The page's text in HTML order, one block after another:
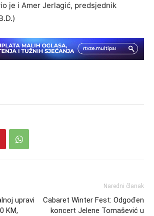
je i Amer Jerlagić, predsjednik
upravi
KM,
Naredni članak
Cabaret Winter Fest: Odgođen
koncert Jelene Tomašević u